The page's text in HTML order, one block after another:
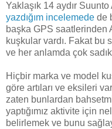
Yaklaşık 14 aydır
yazdığım incelemede de
başka GPS saatlerinden
kuşkular vardı. Fakat bu
ve her anlamda çok
Hiçbir marka ve model
göre artıları ve eksileri
zaten bunlardan
yaptığımız aktivite için
belirlemek ve bunu